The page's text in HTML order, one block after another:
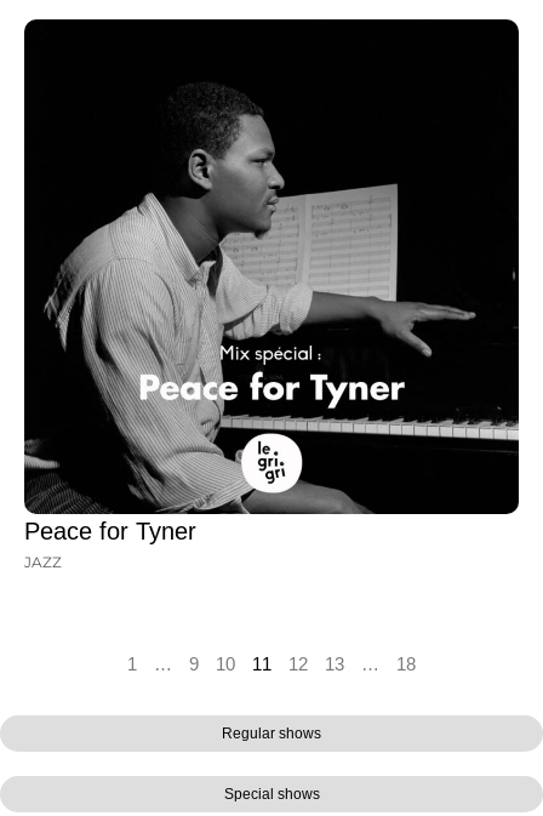
Regular shows
Special shows
Peace for Tyner
JAZZ
1 … 9 10 11 12 13 … 18